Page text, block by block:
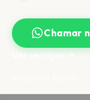
Chamar
Ver serviços →